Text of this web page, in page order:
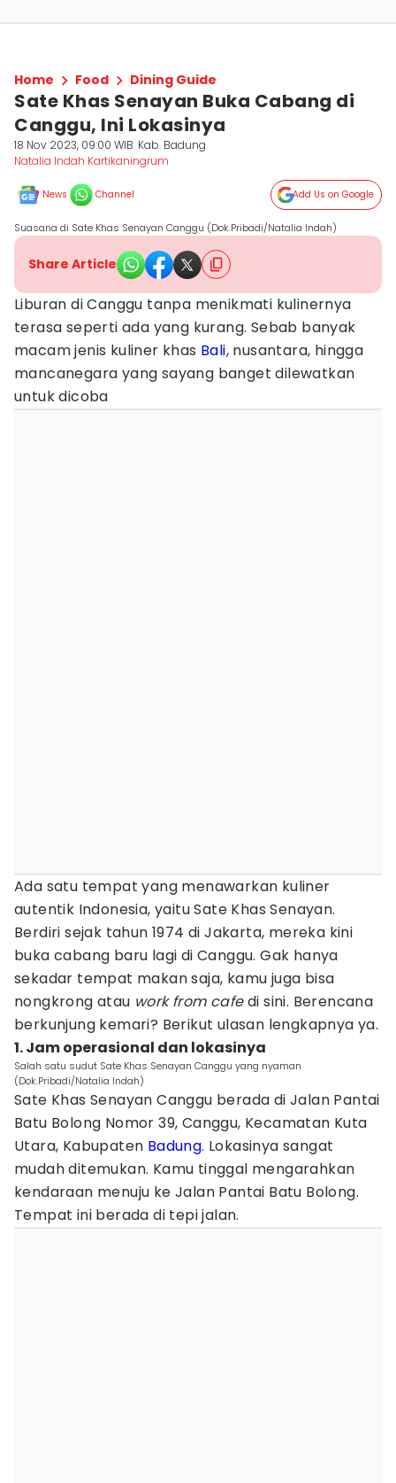
Home Food Dining Guide
Sate Khas Senayan Buka Cabang di
Canggu, Ini Lokasinya
18 Nov 2023, 09:00 WIB Kab. Badung
Natalia Indah Kartikaningrum
News Channel Add Us on Google
Suasana di Sate Khas Senayan Canggu (Dok.Pribadi/Natalia Indah)
Share Article
Liburan di Canggu tanpa menikmati kulinernya
terasa seperti ada yang kurang. Sebab banyak
macam jenis kuliner khas Bali, nusantara, hingga
mancanegara yang sayang banget dilewatkan
untuk dicoba
Ada satu tempat yang menawarkan kuliner
autentik Indonesia, yaitu Sate Khas Senayan.
Berdiri sejak tahun 1974 di Jakarta, mereka kini
buka cabang baru lagi di Canggu. Gak hanya
sekadar tempat makan saja, kamu juga bisa
nongkrong atau work from cafedi sini. Berencana
berkunjung kemari? Berikut ulasan lengkapnya ya.
1. Jam operasional dan lokasinya
Salah satu sudut Sate Khas Senayan Canggu yang nyaman
(Dok.Pribadi/Natalia Indah)
Sate Khas Senayan Canggu berada di Jalan Pantai
Batu Bolong Nomor 39, Canggu, Kecamatan Kuta
Utara, Kabupaten Badung. Lokasinya sangat
mudah ditemukan. Kamu tinggal mengarahkan
kendaraan menuju ke Jalan Pantai Batu Bolong.
Tempat ini berada di tepi jalan.